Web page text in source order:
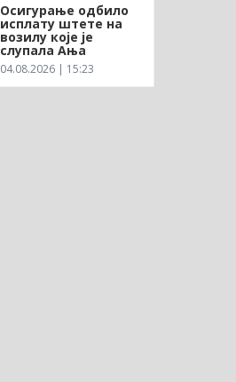
Осигурање одбило
исплату штете на
возилу које је
слупала Ања
04.08.2026 | 15:23